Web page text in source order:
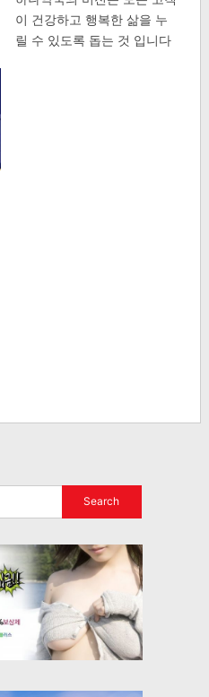
이 건강하고 행복한 삶을 누
릴 수 있도록 돕는 것 입니다